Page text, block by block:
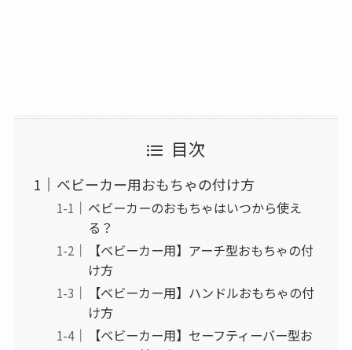
目次
ベビーカー用おもちゃの付け方
ベビーカーのおもちゃはいつから使え
る？
【ベビーカー用】アーチ型おもちゃの付
け方
【ベビーカー用】ハンドルおもちゃの付
け方
【ベビーカー用】セーフティーバー型お